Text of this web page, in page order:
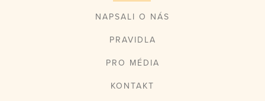
NAPSALI O NÁS
PRAVIDLA
PRO MÉDIA
KONTAKT